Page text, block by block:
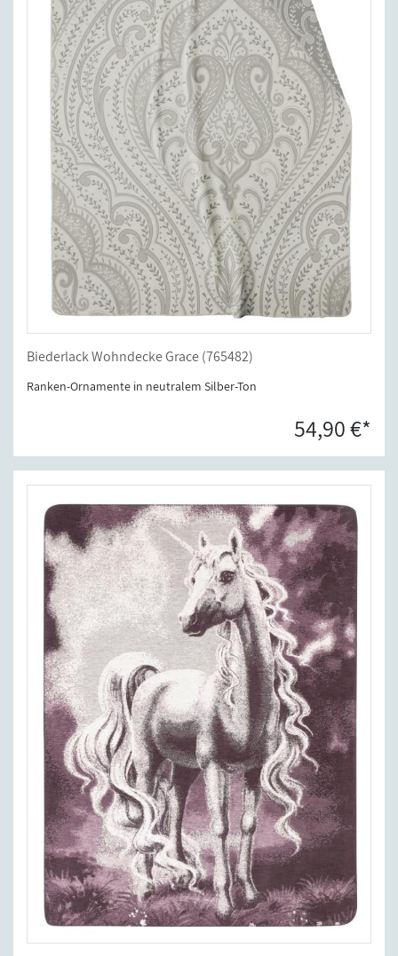
Biederlack Wohndecke Grace (765482)
Ranken-Ornamente in neutralem Silber-Ton
54,90 €*